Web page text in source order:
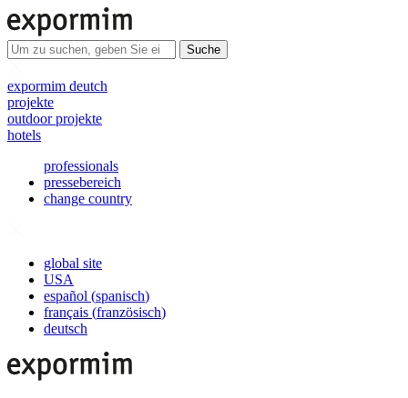
Suche
expormim deutch
projekte
outdoor projekte
hotels
professionals
pressebereich
change country
global site
USA
español (spanisch)
français (französisch)
deutsch